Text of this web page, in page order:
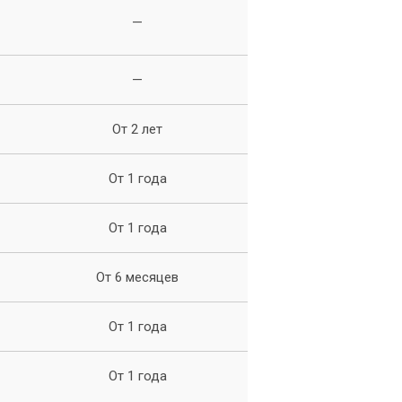
—
—
От 2 лет
От 1 года
От 1 года
От 6 месяцев
От 1 года
От 1 года